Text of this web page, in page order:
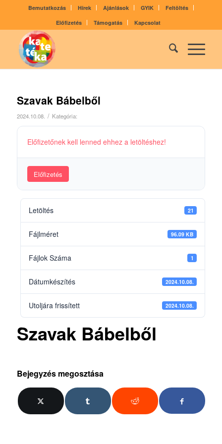
Bemutatkozás Hírek Ajánlások GYIK
Feltöltés
Előfizetés
Támogatás Kapcsolat
Szavak Bábelből
2024.10.08. / Kategória:
Előfizetőnek kell lenned ehhez a letöltéshez!
Előfizetés
Letöltés 21
Fájlméret 96.09 KB
Fájlok Száma 1
Dátumkészítés 2024.10.08.
Utoljára frissített 2024.10.08.
Szavak Bábelből
Bejegyzés megosztása